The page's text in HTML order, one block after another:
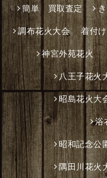
簡単 買取査定
調布花火大会 着付け
神宮外苑花
八王子
昭島花
浴
昭和記念
隅田川